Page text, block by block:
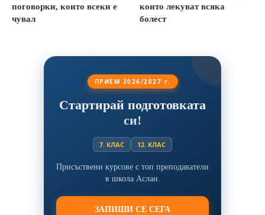
поговорки, които всеки е
чувал
които лекуват всяка
болест
ПРИЕМ 2026/2027 г.
Стартирай подготовката
си!
7. КЛАС 12. КЛАС
Присъствени курсове с топ преподаватели
в школа Аслан.
ЗАПИШИ СЕ СЕГА